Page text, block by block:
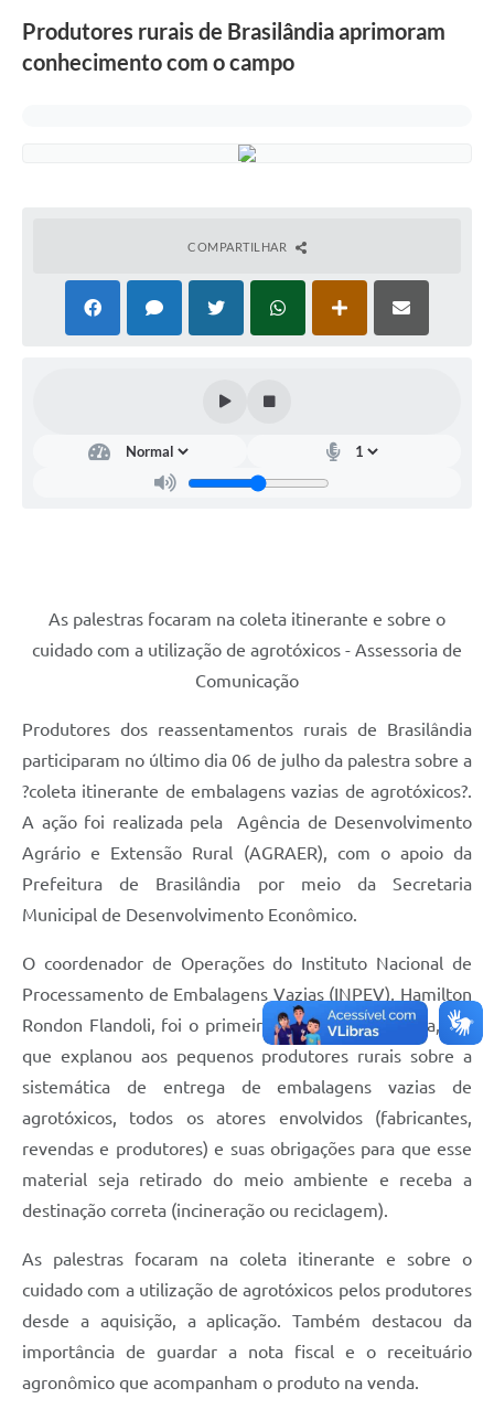
e-SIC
Portal da Privacidade
PNAB (Política Nacional Aldir Blanc)
Produtores rurais de Brasilândia aprimoram
conhecimento com o campo
COMPARTILHAR
As palestras focaram na coleta itinerante e sobre o
cuidado com a utilização de agrotóxicos - Assessoria de
Comunicação
Produtores dos reassentamentos rurais de Brasilândia
participaram no último dia 06 de julho da palestra sobre a
?coleta itinerante de embalagens vazias de agrotóxicos?.
A ação foi realizada pela Agência de Desenvolvimento
Agrário e Extensão Rural (AGRAER), com o apoio da
Prefeitura de Brasilândia por meio da Secretaria
Municipal de Desenvolvimento Econômico.
O coordenador de Operações do Instituto Nacional de
Processamento de Embalagens Vazias (INPEV), Hamilton
Rondon Flandoli, foi o primeiro a realizar a palestra, em
que explanou aos pequenos produtores rurais sobre a
sistemática de entrega de embalagens vazias de
agrotóxicos, todos os atores envolvidos (fabricantes,
revendas e produtores) e suas obrigações para que esse
material seja retirado do meio ambiente e receba a
destinação correta (incineração ou reciclagem).
As palestras focaram na coleta itinerante e sobre o
cuidado com a utilização de agrotóxicos pelos produtores
desde a aquisição, a aplicação. Também destacou da
importância de guardar a nota fiscal e o receituário
agronômico que acompanham o produto na venda.